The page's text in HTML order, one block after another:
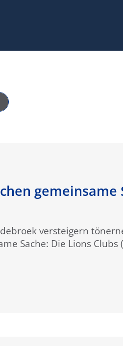
gemeinsame
versteigern
Sache: Die Lions Clubs